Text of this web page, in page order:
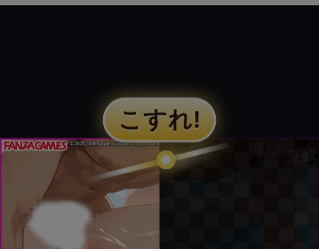
「すするTV」が炎上？！その真実とは？
トランプの関税で何が変わる？関税についても
わかりやすく解説！
「誰から？＋999100から怪しい電話と謎のメッ